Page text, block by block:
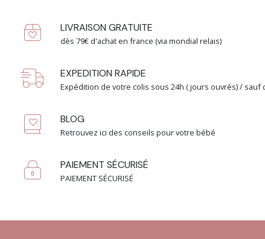
LIVRAISON GRATUITE
dès 79€ d'achat en france (via mondial relais)
EXPEDITION RAPIDE
Expédition de votre colis sous 24h ( jours ouvrés) /
BLOG
Retrouvez ici des conseils pour votre bébé
PAIEMENT SÉCURISÉ
PAIEMENT SÉCURISÉ